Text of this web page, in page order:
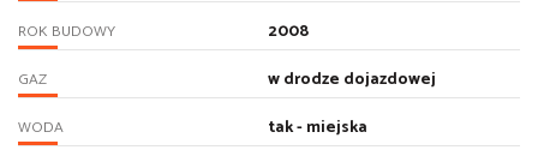
ROK BUDOWY 2008
GAZ w drodze dojazdowej
WODA tak - miejska